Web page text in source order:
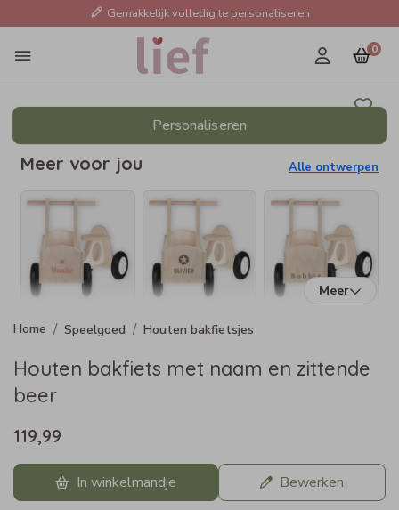
Gemakkelijk volledig te personaliseren
0
Personaliseren
Meer voor jou Alle ontwerpen
Meer
Speelgoed Houten bakfietsjes
Houten bakfiets met naam en zittende
beer
119,99
In winkelmandje Bewerken